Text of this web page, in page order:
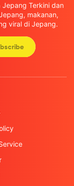
Terkini dan
makanan,
viral di Jepang.